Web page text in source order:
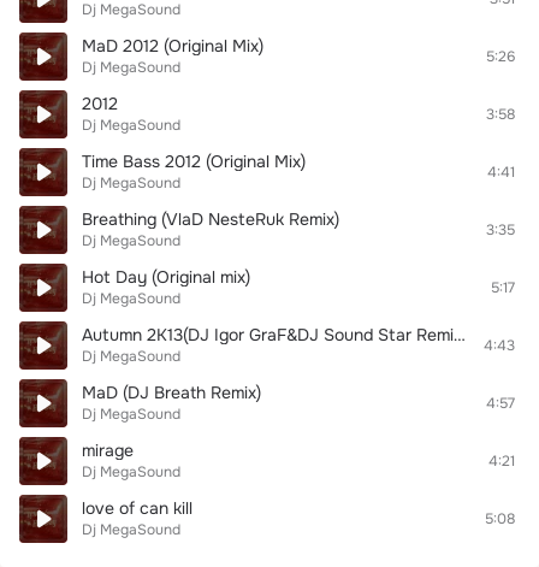
Dj MegaSound
MaD 2012 (Original Mix)
Dj MegaSound
5:26
2012
Dj MegaSound
3:58
Time Bass 2012 (Original Mix)
Dj MegaSound
4:41
Breathing (VlaD NesteRuk Remix)
Dj MegaSound
3:35
Hot Day (Original mix)
Dj MegaSound
5:17
Autumn 2K13(DJ Igor GraF&DJ Sound Star Remix 2013)(Colibri Project)
Dj MegaSound
4:43
MaD (DJ Breath Remix)
Dj MegaSound
4:57
mirage
Dj MegaSound
4:21
love of can kill
Dj MegaSound
5:08